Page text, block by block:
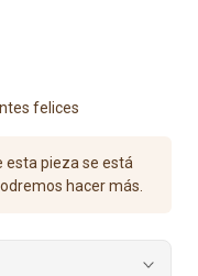
felices
esta pieza se está
hacer más.